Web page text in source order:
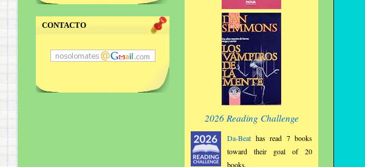
CONTACTO
2026 Reading Challenge
Da-Beat has read 7 books
toward their goal of 20
books.